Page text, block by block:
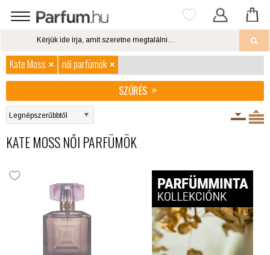
Kate Moss
női parfümök
SZŰRÉS
KATE MOSS NŐI PARFÜMÖK